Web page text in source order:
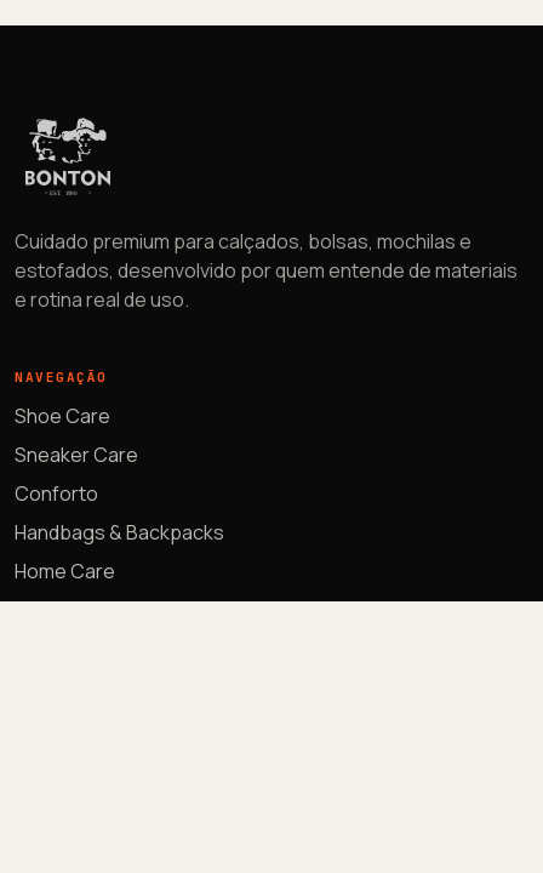
Cuidado premium para calçados, bolsas, mochilas e
estofados, desenvolvido por quem entende de materiais
e rotina real de uso.
NAVEGAÇÃO
Shoe Care
Sneaker Care
Conforto
Handbags & Backpacks
Home Care
The Care Room